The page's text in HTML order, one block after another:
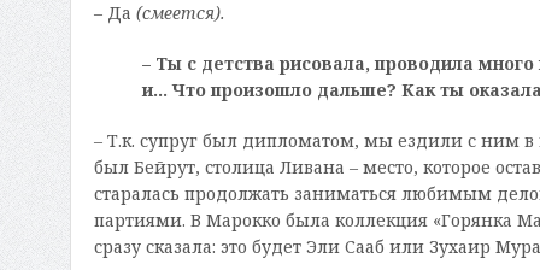
– Да(смеется).
– Ты с детства рисовала, проводила
и… Что произошло дальше? Как ты
– Т.к. супруг был дипломатом, мы ездили с ним
был Бейрут, столица Ливана – место, которое
старалась продолжать заниматься любимым
партиями. В Марокко была коллекция «Горянка
сразу сказала: это будет Эли Сааб или Зухаир